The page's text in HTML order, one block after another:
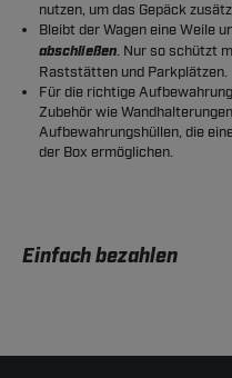
nutzen, um das Gepäck
Bleibt der Wagen eine Weile
abschließen. Nur so schützt
Raststätten und Parkplätzen.
Für die richtige
Zubehör wie
Aufbewahrungshüllen, die
der Box ermöglichen.
Einfach bezahlen